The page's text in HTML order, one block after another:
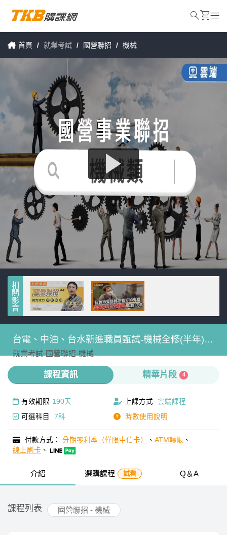
首頁 / 就業考試 / 國營聯招 / 機械
台電、中油、台水新進職員甄試-機械全修(半年)-
雲端
就業考試-國營聯招-機械
課程資訊 精華片段 4
有效期限 190天 上課方式
雲端課程
可選科目
7科 時數使用說明
付款方式：分期零利率（僅限中信卡） 、ATM轉帳 、
線上刷卡 、
相關影音
介紹 選購課程 試看 Q＆A
課程列表 國營聯招 - 機械
searchshopping_cartmenu